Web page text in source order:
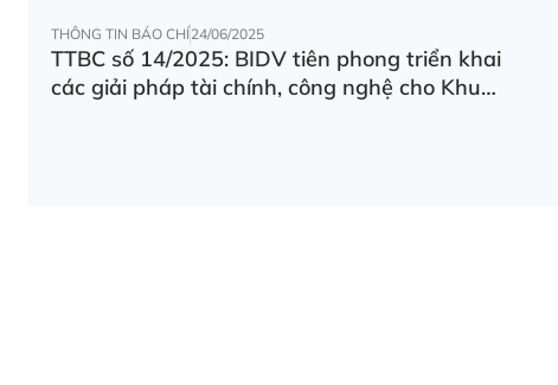
THÔNG TIN BÁO CHÍ24/06/2025
TTBC số 14/2025: BIDV tiên phong triển khai
các giải pháp tài chính, công nghệ cho Khu